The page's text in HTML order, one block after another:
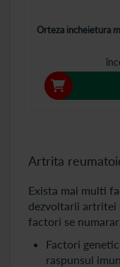
Orteza incheietura
Artrita
Exista mai multi
dezvoltarii artritei
factori se
Factori
raspunsul